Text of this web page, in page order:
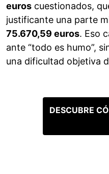
euros cuestionados,
justificante una parte
75.670,59 euros. Eso
ante “todo es humo”,
una dificultad objetiva
DESCUBRE